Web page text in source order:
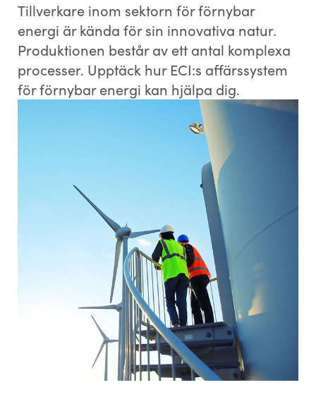
Tillverkare inom sektorn för förnybar
energi är kända för sin innovativa natur.
Produktionen består av ett antal komplexa
processer. Upptäck hur ECI:s affärssystem
för förnybar energi kan hjälpa dig.